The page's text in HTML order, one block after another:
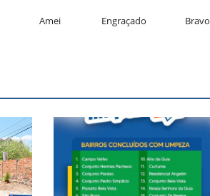
Amei Engraçado Bravo